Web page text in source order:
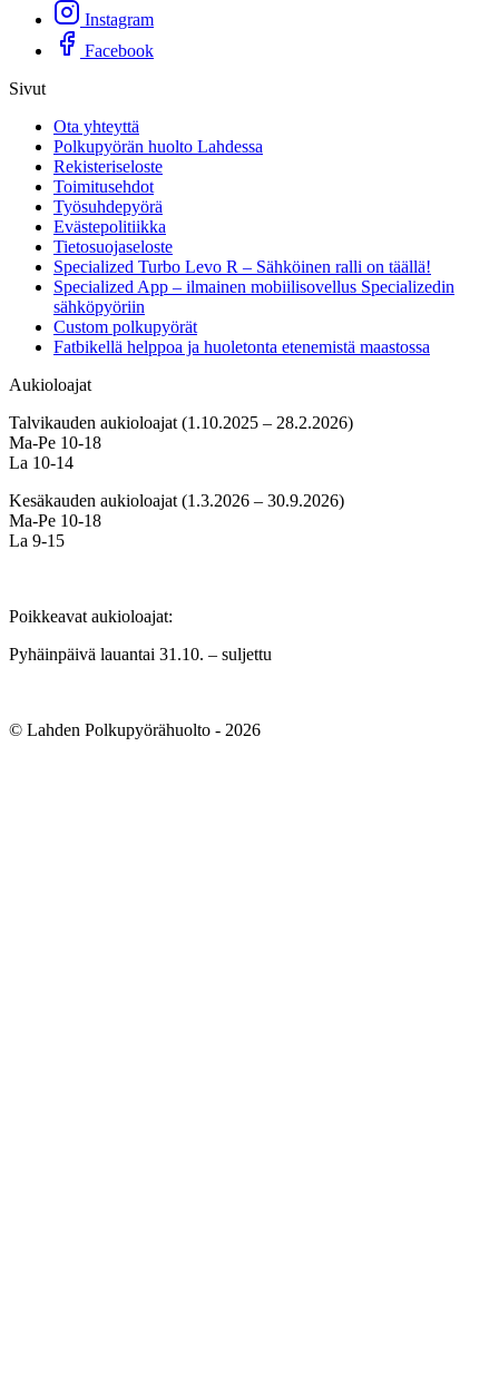
Instagram
Facebook
Sivut
Ota yhteyttä
Polkupyörän huolto Lahdessa
Rekisteriseloste
Toimitusehdot
Työsuhdepyörä
Evästepolitiikka
Tietosuojaseloste
Specialized Turbo Levo R – Sähköinen ralli on täällä!
Specialized App – ilmainen mobiilisovellus Specializedin
sähköpyöriin
Custom polkupyörät
Fatbikellä helppoa ja huoletonta etenemistä maastossa
Aukioloajat
Talvikauden aukioloajat (1.10.2025 – 28.2.2026)
Ma-Pe 10-18
La 10-14
Kesäkauden aukioloajat (1.3.2026 – 30.9.2026)
Ma-Pe 10-18
La 9-15
Poikkeavat aukioloajat:
Pyhäinpäivä lauantai 31.10. – suljettu
© Lahden Polkupyörähuolto - 2026